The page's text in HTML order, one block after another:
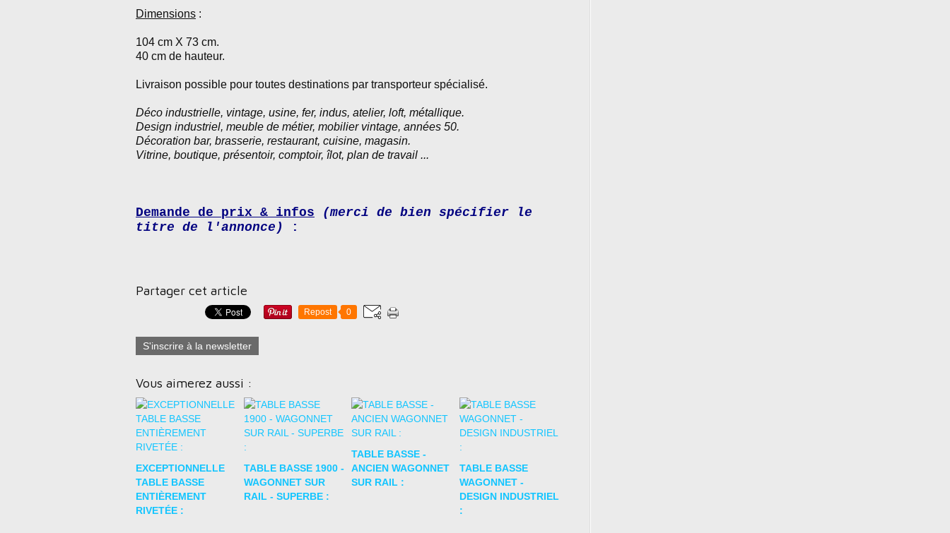
Dimensions :
104 cm X 73 cm.
40 cm de hauteur.
Livraison possible pour toutes destinations par transporteur spécialisé.
Déco industrielle, vintage, usine, fer, indus, atelier, loft, métallique.
Design industriel, meuble de métier, mobilier vintage, années 50.
Décoration bar, brasserie, restaurant, cuisine, magasin.
Vitrine, boutique, présentoir, comptoir, îlot, plan de travail ...
Demande de prix & infos
(merci de bien spécifier le
titre de l'annonce)
:
Partager cet article
Repost 0
S'inscrire à la newsletter
Vous aimerez aussi :
EXCEPTIONNELLE
TABLE BASSE
ENTIÈREMENT
RIVETÉE :
TABLE BASSE 1900 -
WAGONNET SUR
RAIL - SUPERBE :
TABLE BASSE -
ANCIEN WAGONNET
SUR RAIL :
TABLE BASSE
WAGONNET -
DESIGN INDUSTRIEL
: